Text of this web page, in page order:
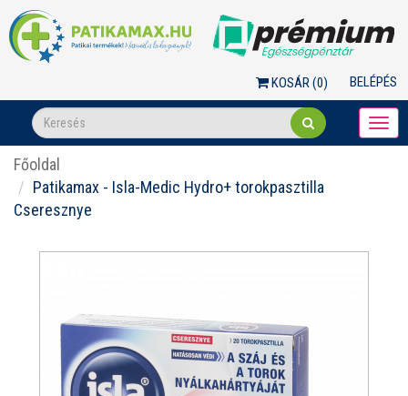
KOSÁR (0) BELÉPÉS
Főoldal
Patikamax - Isla-Medic Hydro+ torokpasztilla
Cseresznye